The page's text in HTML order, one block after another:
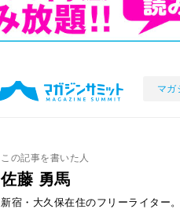
マガ
この記事を書いた人
佐藤 勇馬
新宿・大久保在住のフリーライター